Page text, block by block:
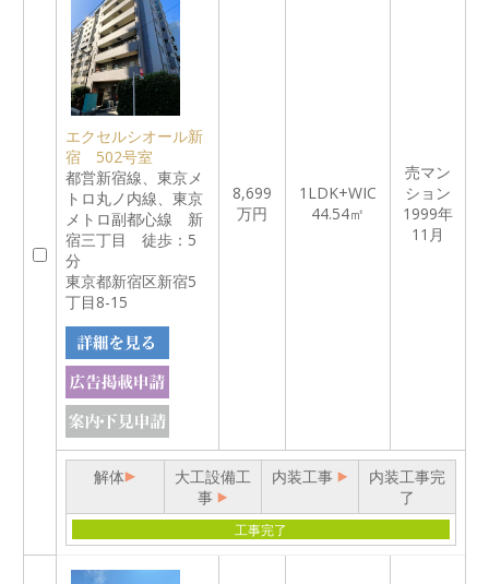
エクセルシオール新
宿 502号室
都営新宿線、東京メ
トロ丸ノ内線、東京
メトロ副都心線 新
宿三丁目 徒歩：5
分
東京都新宿区新宿5
丁目8-15
8,699
万円
1LDK+WIC
44.54㎡
売マン
ション
1999年
11月
解体
大工設備工
事
内装工事
内装工事完
了
工事完了